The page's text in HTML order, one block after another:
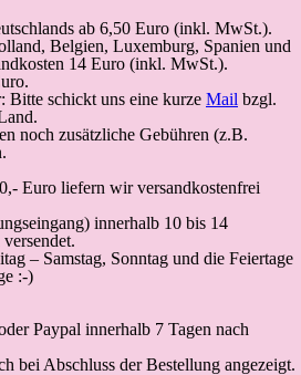
ab 6,50 Euro (inkl. MwSt.).
Belgien, Luxemburg, Spanien und
14 Euro (inkl. MwSt.).
Bitte schickt uns eine kurze Mail bzgl.
noch zusätzliche Gebühren (z.B.
Euro liefern wir versandkostenfrei
) innerhalb 10 bis 14
– Samstag, Sonntag und die Feiertage
:-)
Paypal innerhalb 7 Tagen nach
bei Abschluss der Bestellung angezeigt.